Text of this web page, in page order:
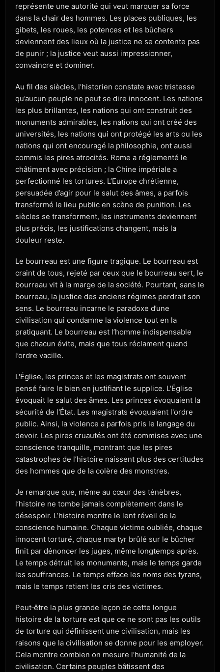
représente une autorité qui veut marquer sa force
dans la chair des hommes. Les places publiques, les
gibets, les roues, les potences et les bûchers
deviennent des lieux où la justice ne se contente pas
de punir ; la justice veut aussi impressionner,
convaincre et dominer.
Au fil des siècles, l’historien constate avec tristesse
qu’aucun peuple ne peut se dire innocent. Les nations
les plus brillantes, les nations qui ont construit des
monuments admirables, les nations qui ont créé des
universités, les nations qui ont protégé les arts ou les
nations qui ont encouragé la philosophie, ont aussi
commis les pires atrocités. Rome a réglementé le
châtiment avec précision ; la Chine impériale a
perfectionné les tortures. L’Europe chrétienne,
persuadée d’agir pour le salut des âmes, a parfois
transformé le lieu public en scène de punition. Les
siècles se transforment, les instruments deviennent
plus précis, les justifications changent, mais la
douleur reste.
Le bourreau est une figure tragique. Le bourreau est
craint de tous, rejeté par ceux que le bourreau sert, le
bourreau vit à la marge de la société. Pourtant, sans le
bourreau, la justice des anciens régimes perdrait son
sens. Le bourreau incarne le paradoxe d’une
civilisation qui condamne la violence tout en la
pratiquant. Le bourreau est l’homme indispensable
que chacun évite, mais que tous réclament quand
l’ordre vacille.
L'Église, les princes et les magistrats ont souvent
pensé faire le bien en justifiant le supplice. L'Église
évoquait le salut des âmes. Les princes évoquaient la
sécurité de l'État. Les magistrats évoquaient l'ordre
public. Ainsi, la violence a parfois pris le langage du
devoir. Les pires cruautés ont été commises avec une
conscience tranquille, montrant que les pires
catastrophes de l’histoire naissent plus des certitudes
des hommes que de la colère des monstres.
Je remarque que, même au cœur des ténèbres,
l’histoire ne tombe jamais complètement dans le
désespoir. L’histoire montre le lent réveil de la
conscience humaine. Chaque victime oubliée, chaque
innocent torturé, chaque martyr brûlé sur le bûcher
finit par dénoncer les juges, même longtemps après.
Le temps détruit les monuments, mais le temps garde
les souffrances. Le temps efface les noms des tyrans,
mais le temps retient les cris des victimes.
Peut‑être la plus grande leçon de cette longue
histoire de la torture est que ce ne sont pas les outils
de torture qui définissent une civilisation, mais les
raisons que la civilisation se donne pour les employer.
Cela montre combien on mesure l’humanité de la
civilisation. Certains peuples bâtissent des